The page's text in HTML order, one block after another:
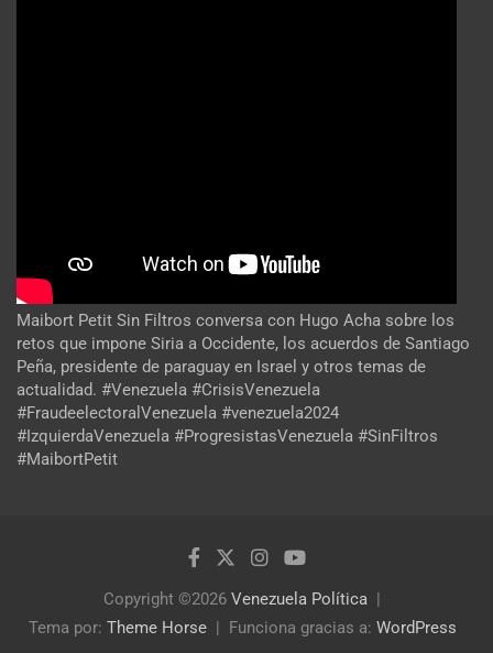
Maibort Petit Sin Filtros conversa con Hugo Acha sobre los
retos que impone Siria a Occidente, los acuerdos de Santiago
Peña, presidente de paraguay en Israel y otros temas de
actualidad. #Venezuela #CrisisVenezuela
#FraudeelectoralVenezuela #venezuela2024
#IzquierdaVenezuela #ProgresistasVenezuela #SinFiltros
#MaibortPetit
Copyright ©2026 Venezuela Política
Tema por: Theme Horse Funciona gracias a: WordPress